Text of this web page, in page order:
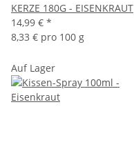
KERZE 180G - EISENKRAUT
14,99 € *
8,33 € pro 100 g
Auf Lager